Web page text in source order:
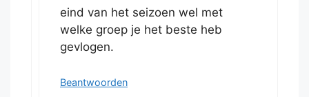
eind van het seizoen wel met
welke groep je het beste heb
gevlogen.
Beantwoorden